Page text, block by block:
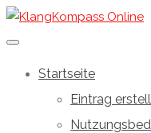
Startseite
Eintrag